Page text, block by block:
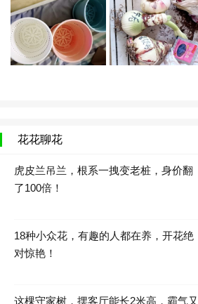
花花聊花
虎皮兰吊兰，根系一拽变老桩，身价翻
了100倍！
18种小众花，有趣的人都在养，开花绝
对惊艳！
这棵守家树，摆客厅能长2米高，霸气又